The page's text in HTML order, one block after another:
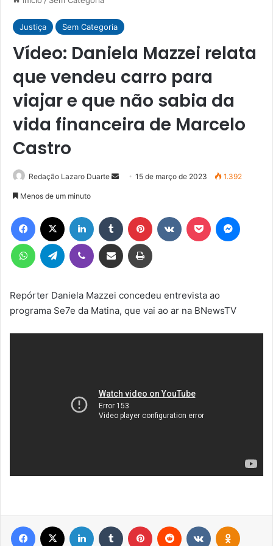
Justiça Sem Categoria
Vídeo: Daniela Mazzei relata
que vendeu carro para
viajar e que não sabia da
vida financeira de Marcelo
Castro
Redação Lazaro Duarte
Mande
mail
15 de março de 2023 1.392
Menos de um minuto
Facebook Linkedin Tumblr Pinterest Pocket
WhatsAppTelegram Viber Compartilhar via e-mail Imprimir
Repórter Daniela Mazzei concedeu entrevista ao
programa Se7e da Matina, que vai ao ar na BNewsTV
Facebook Linkedin Tumblr Pinterest Reddit